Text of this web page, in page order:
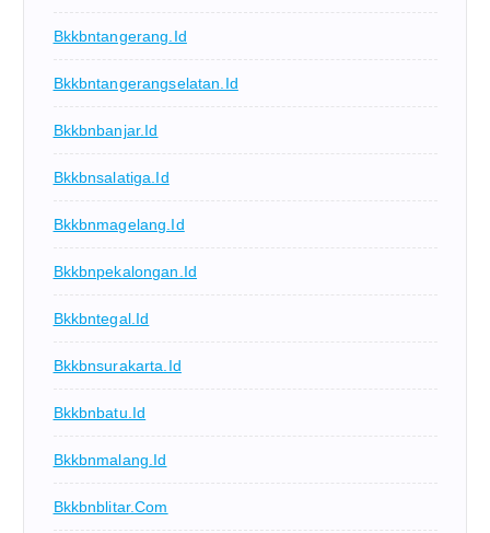
Bkkbntangerang.id
Bkkbntangerangselatan.id
Bkkbnbanjar.id
Bkkbnsalatiga.id
Bkkbnmagelang.id
Bkkbnpekalongan.id
Bkkbntegal.id
Bkkbnsurakarta.id
Bkkbnbatu.id
Bkkbnmalang.id
Bkkbnblitar.com